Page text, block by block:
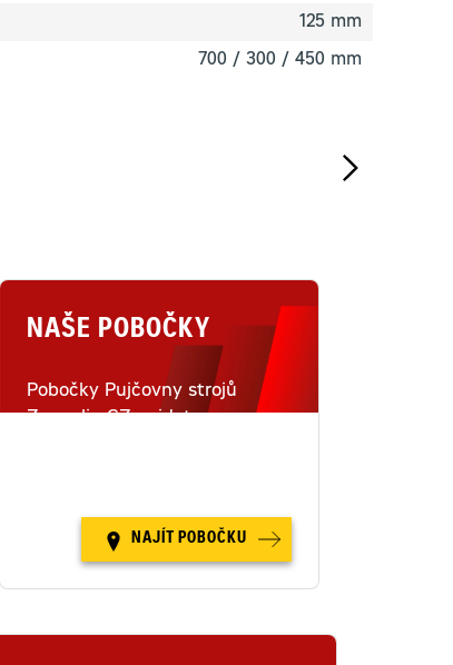
125 mm
700 / 300 / 450 mm
NAŠE POBOČKY
Pobočky Pujčovny strojů
Zeppelin CZ najdete na
NAJÍT POBOČKU